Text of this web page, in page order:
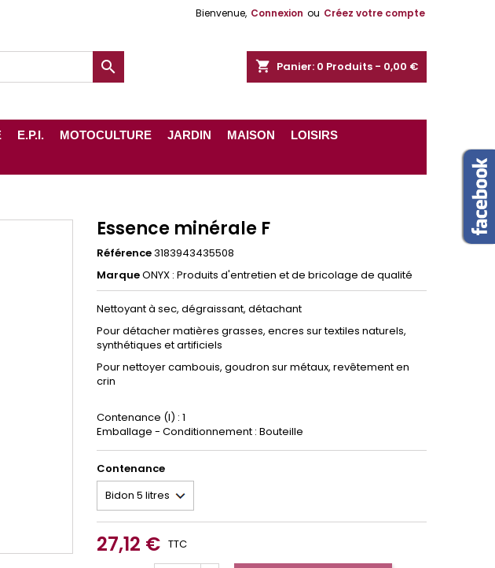
Bienvenue, Connexion ou Créez votre compte
shopping_cart Panier: 0 Produits - 0,00 €

E.P.I. MOTOCULTURE JARDIN MAISON
LOISIRS
Essence minérale F
Référence3183943435508
MarqueONYX : Produits d'entretien et de bricolage de qualité
Nettoyant à sec, dégraissant, détachant
Pour détacher matières grasses, encres sur textiles naturels,
synthétiques et artificiels
Pour nettoyer cambouis, goudron sur métaux, revêtement en
crin
Contenance (l) : 1
Emballage - Conditionnement : Bouteille
Contenance
27,12 € TTC